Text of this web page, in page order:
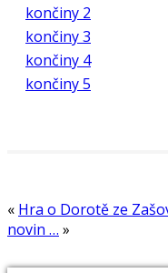
končiny 2
končiny 3
končiny 4
končiny 5
« Hra o Dorotě ze
novin … »